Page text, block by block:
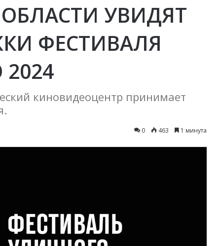
УВИДЯТ
ФЕСТИВАЛЯ
киновидеоцентр принимает
0 463 1 минута